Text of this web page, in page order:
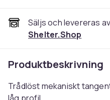
Säljs och levereras av
Shelter.Shop
Produktbeskrivning
Trådlöst mekaniskt